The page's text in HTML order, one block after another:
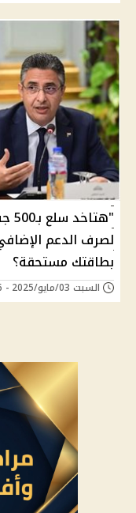
لصرف الدعم
بطاقتك مستحقة؟
السبت 03/مايو/2025 - 09:26 م